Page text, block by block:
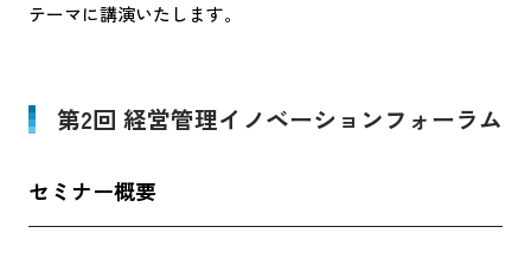
テーマに講演いたします。
第2回 経営管理イノベーションフォーラム
セミナー概要